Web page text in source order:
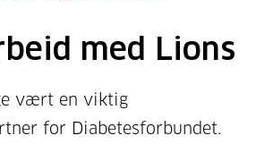
med Lions
vært en viktig
for Diabetesforbundet.